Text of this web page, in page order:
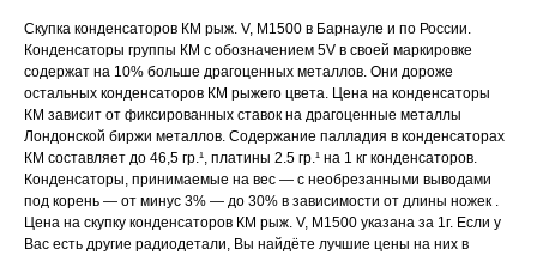
Скупка конденсаторов КМ рыж. V, М1500 в Барнауле и по России.
Конденсаторы группы КМ с обозначением 5V в своей маркировке
содержат на 10% больше драгоценных металлов. Они дороже
остальных конденсаторов КМ рыжего цвета. Цена на конденсаторы
КМ зависит от фиксированных ставок на драгоценные металлы
Лондонской биржи металлов. Содержание палладия в конденсаторах
КМ составляет до 46,5 гр.¹, платины 2.5 гр.¹ на 1 кг конденсаторов.
Конденсаторы, принимаемые на вес — с необрезанными выводами
под корень — от минус 3% — до 30% в зависимости от длины ножек .
Цена на скупку конденсаторов КМ рыж. V, М1500 указана за 1г. Если у
Вас есть другие радиодетали, Вы найдёте лучшие цены на них в
Главная